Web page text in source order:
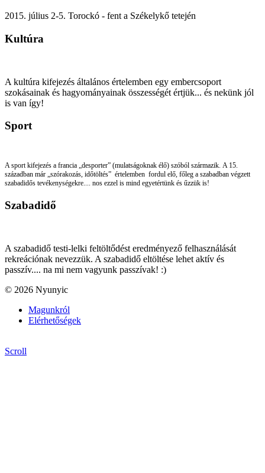
2015. július 2-5. Torockó - fent a Székelykő tetején
Kultúra
A kultúra kifejezés általános értelemben egy embercsoport
szokásainak és hagyományainak összességét értjük... és nekünk jól
is van így!
Sport
A sport kifejezés a francia „desporter” (mulatságoknak élő) szóból származik. A 15.
században már „szórakozás, időtöltés” értelemben fordul elő, főleg a szabadban végzett
szabadidős tevékenységekre.... nos ezzel is mind egyetértünk és űzzük is!
Szabadidő
A szabadidő testi-lelki feltöltődést eredményező felhasználását
rekreációnak nevezzük. A szabadidő eltöltése lehet aktív és
passzív.... na mi nem vagyunk passzívak! :)
© 2026 Nyunyic
Magunkról
Elérhetőségek
Scroll